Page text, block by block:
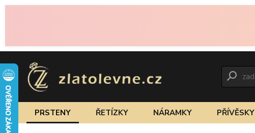
PRSTENY ŘETÍZKY NÁRAMKY PŘÍVĚSKY